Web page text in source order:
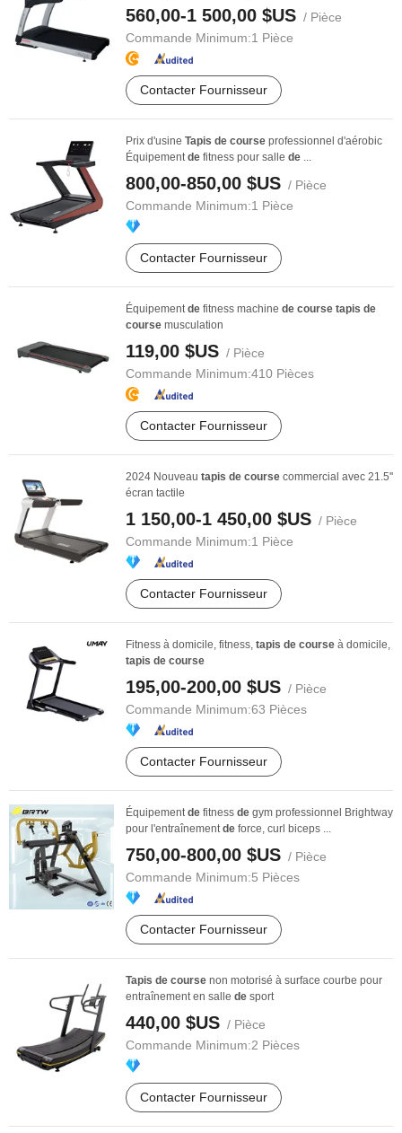
560,00-1 500,00 $US / Pièce
Commande Minimum:1 Pièce
Contacter Fournisseur
Prix d'usine Tapis de course professionnel d'aérobic
Équipementde fitness pour salle de ...
800,00-850,00 $US / Pièce
Commande Minimum:1 Pièce
Contacter Fournisseur
Équipementde fitness machine de course tapis de
course musculation
119,00 $US / Pièce
Commande Minimum:410 Pièces
Contacter Fournisseur
2024 Nouveau tapis de course commercial avec 21.5''
écran tactile
1 150,00-1 450,00 $US / Pièce
Commande Minimum:1 Pièce
Contacter Fournisseur
Fitness à domicile, fitness, tapis de course à domicile,
tapis de course
195,00-200,00 $US / Pièce
Commande Minimum:63 Pièces
Contacter Fournisseur
Équipementde fitness de gym professionnel Brightway
pour l'entraînementde force, curl biceps ...
750,00-800,00 $US / Pièce
Commande Minimum:5 Pièces
Contacter Fournisseur
Tapis de course non motorisé à surface courbe pour
entraînement en salle de sport
440,00 $US / Pièce
Commande Minimum:2 Pièces
Contacter Fournisseur